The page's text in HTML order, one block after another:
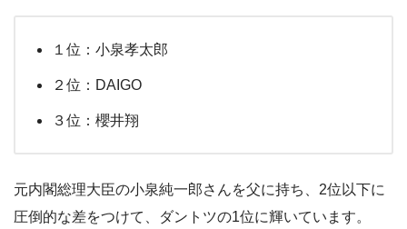
１位：小泉孝太郎
２位：DAIGO
３位：櫻井翔
元内閣総理大臣の小泉純一郎さんを父に持ち、2位以下に
圧倒的な差をつけて、ダントツの1位に輝いています。